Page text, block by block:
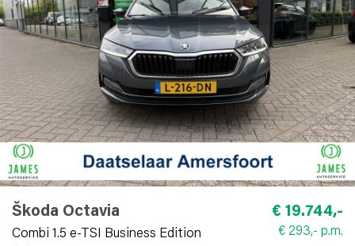
Škoda Octavia
Combi 1.5 e-TSI Business Edition
€ 19.744,-
€ 293,- p.m.